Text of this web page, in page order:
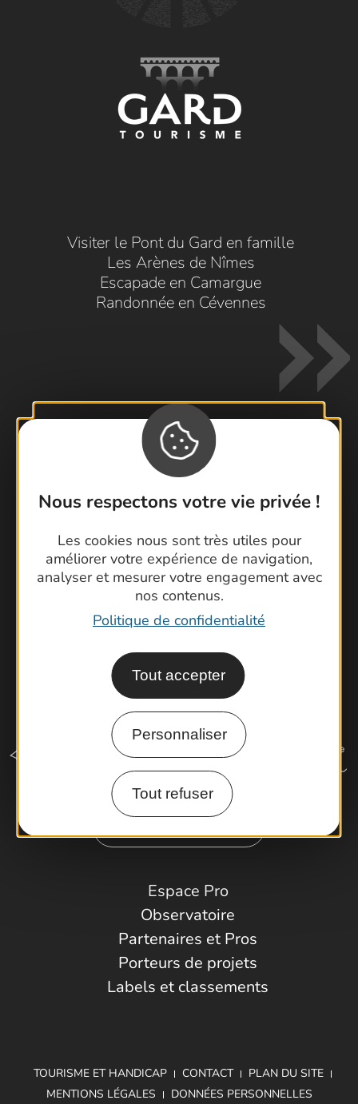
Nous respectons votre vie privée !
Les cookies nous sont très utiles pour
améliorer votre expérience de navigation,
analyser et mesurer votre engagement avec
nos contenus.
Politique de confidentialité
Tout accepter
Personnaliser
Tout refuser
Visiter le Pont du Gard en famille
Les Arènes de Nîmes
Escapade en Camargue
Randonnée en Cévennes
Contactez-nous !
Foire aux questions
Cartoguides et Topoguides
Latitude Gard
Espace Pro
Observatoire
Partenaires et Pros
Porteurs de projets
Labels et classements
TOURISME ET HANDICAP CONTACT
PLAN DU SITE
MENTIONS LÉGALES
DONNÉES PERSONNELLES